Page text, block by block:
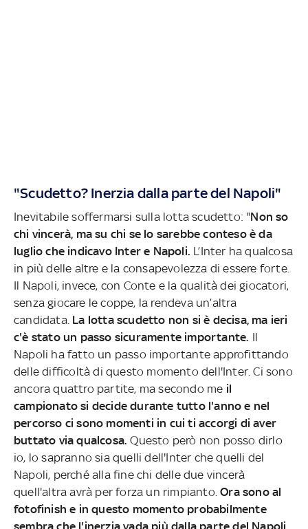
"Scudetto? Inerzia dalla parte del Napoli"
Inevitabile soffermarsi sulla lotta scudetto: "Non so
chi vincerà, ma su chi se lo sarebbe conteso è da
luglio che indicavo Inter e Napoli. L’Inter ha qualcosa
in più delle altre e la consapevolezza di essere forte.
Il Napoli, invece, con Conte e la qualità dei giocatori,
senza giocare le coppe, la rendeva un’altra
candidata. La lotta scudetto non si è decisa, ma ieri
c'è stato un passo sicuramente importante. Il
Napoli ha fatto un passo importante approfittando
delle difficoltà di questo momento dell'Inter. Ci sono
ancora quattro partite, ma secondo me il
campionato si decide durante tutto l'anno e nel
percorso ci sono momenti in cui ti accorgi di aver
buttato via qualcosa. Questo però non posso dirlo
io, lo sapranno sia quelli dell'Inter che quelli del
Napoli, perché alla fine chi delle due vincerà
quell'altra avrà per forza un rimpianto.Ora sono al
fotofinish e in questo momento probabilmente
sembra che l'inerzia vada più dalla parte del Napoli